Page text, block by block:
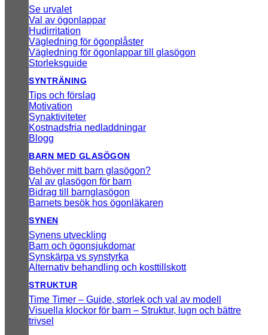
Se urvalet
Val av ögonlappar
Hudirritation
Vägledning för ögonplåster
Vägledning för ögonlappar till glasögon
Storleksguide
SYNTRÄNING
Tips och förslag
Motivation
Synaktiviteter
Kostnadsfria nedladdningar
Blogg
BARN MED GLASÖGON
Behöver mitt barn glasögon?
Val av glasögon för barn
Bidrag till barnglasögon
Barnets besök hos ögonläkaren
SYNEN
Synens utveckling
Barn och ögonsjukdomar
Synskärpa vs synstyrka
Alternativ behandling och kosttillskott
STRUKTUR
Time Timer – Guide, storlek och val av modell
Visuella klockor för barn – Struktur, lugn och bättre
trivsel